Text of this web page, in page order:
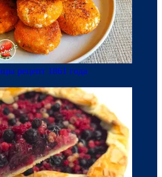
рецепт 1861 года